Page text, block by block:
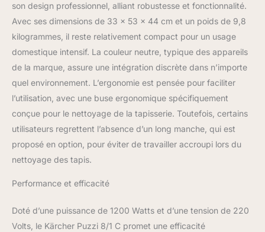
son design professionnel, alliant robustesse et fonctionnalité.
Avec ses dimensions de 33 x 53 x 44 cm et un poids de 9,8
kilogrammes, il reste relativement compact pour un usage
domestique intensif. La couleur neutre, typique des appareils
de la marque, assure une intégration discrète dans n’importe
quel environnement. L’ergonomie est pensée pour faciliter
l’utilisation, avec une buse ergonomique spécifiquement
conçue pour le nettoyage de la tapisserie. Toutefois, certains
utilisateurs regrettent l’absence d’un long manche, qui est
proposé en option, pour éviter de travailler accroupi lors du
nettoyage des tapis.
Performance et efficacité
Doté d’une puissance de 1200 Watts et d’une tension de 220
Volts, le Kärcher Puzzi 8/1 C promet une efficacité